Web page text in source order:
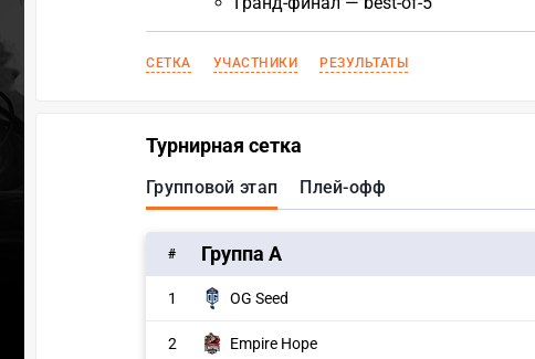
СЕТКА УЧАСТНИКИ РЕЗУЛЬТАТЫ
Турнирная сетка
Групповой этап Плей-офф
# Группа A
1 OG Seed
2 Empire Hope